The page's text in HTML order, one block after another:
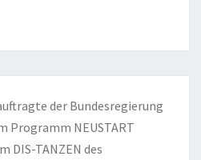
der Bundesregierung
Programm NEUSTART
DIS-TANZEN des